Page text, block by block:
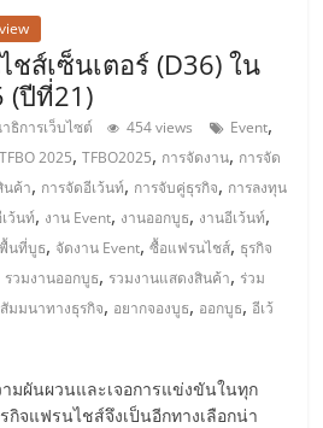
ส์เซ็นเตอร์ (D36) ใน
(ปีที่21)
ธิการเว็บไซต์ 454 views Event,
TFBO 2025,TFBO2025, การจัดงาน, การจัด
นค้า, การจัดอีเว้นท์, การจับคู่ธุรกิจ, การลงทุน
ว้นท์, งาน Event, งานออกบูธ, งานอีเว้นท์,
นที่บูธ, จัดงาน Event,ซื้อแฟรนไชส์, ธุรกิจ
รวมงานออกบูธ, รวมงานแสดงสินค้า, ร่วม
สัมมนาทางธุรกิจ, อยากจองบูธ, ออกบูธ,อีเว้
มผันผวนและเจอการแข่งขันในทุก
จแฟรนไชส์จึงเป็นอีกทางเลือกน่า